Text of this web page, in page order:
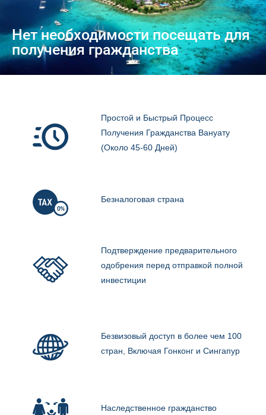
Нет необходимости посещать для
получения гражданства
Простой и Быстрый Процесс
Получения Гражданства Вануату
(Около 45-60 Дней)
Безналоговая страна
Подтверждение предварительного
одобрения перед отправкой полной
инвестиции
Безвизовый доступ в более чем 100
стран, Включая Гонконг и Сингапур
Наследственное гражданство